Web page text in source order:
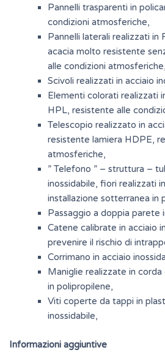
Pannelli trasparenti in
condizioni atmosferiche,
Pannelli laterali realizzati in
acacia molto resistente
alle condizioni atmosferiche,
Scivoli realizzati in acciaio
Elementi colorati realizzati
HPL, resistente alle
Telescopio realizzato in
resistente lamiera HDPE,
atmosferiche,
” Telefono ” – struttura –
inossidabile, fiori realizzati
installazione sotterranea in
Passaggio a doppia parete
Catene calibrate in acciaio
prevenire il rischio di
Corrimano in acciaio
Maniglie realizzate in corda
in polipropilene,
Viti coperte da tappi in
inossidabile,
Informazioni aggiuntive